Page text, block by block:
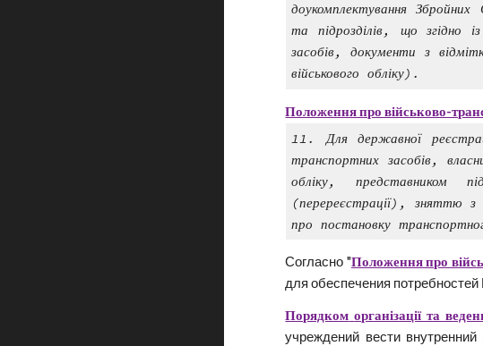
доукомплектування
та підрозділів, що згідно
засобів, документи з
військового обліку).
Положення про військово-
11. Для державної
транспортних засобів,
обліку, представником
(перереєстрації), зняттю з
про постановку
Согласно "Положення про
для обеспечения
Порядком організації та
учреждений вести